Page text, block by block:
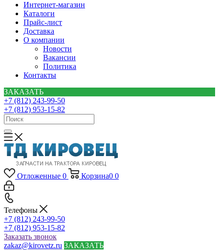
Интернет-магазин
Каталоги
Прайс-лист
Доставка
О компании
Новости
Вакансии
Политика
Контакты
ЗАКАЗАТЬ
+7 (812) 243-99-50
+7 (812) 953-15-82
Отложенные 0 Корзина0 0
Телефоны
+7 (812) 243-99-50
+7 (812) 953-15-82
Заказать звонок
zakaz@kirovetz.ru ЗАКАЗАТЬ